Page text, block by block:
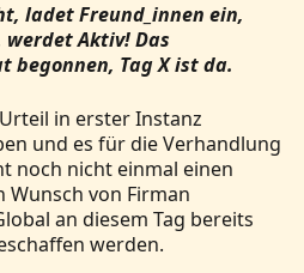
ladet Freund_innen ein,
werdet Aktiv! Das
begonnen, Tag X ist da.
in erster Instanz
und es für die Verhandlung
noch nicht einmal einen
Wunsch von Firman
an diesem Tag bereits
werden.